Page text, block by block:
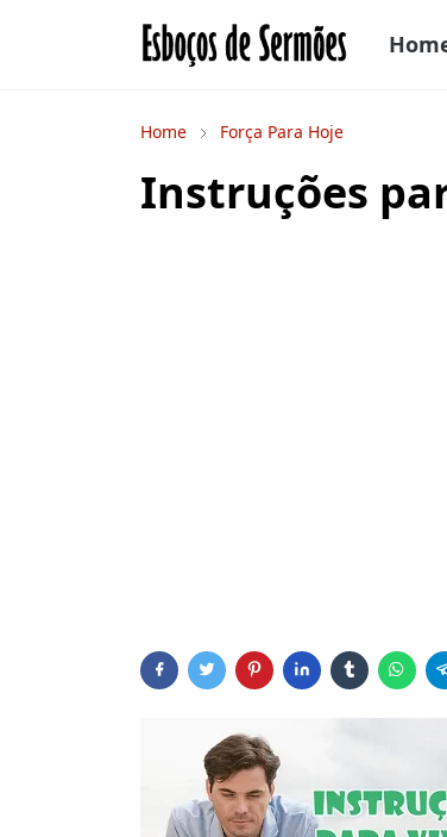
Home Força Para Hoje
Instruções